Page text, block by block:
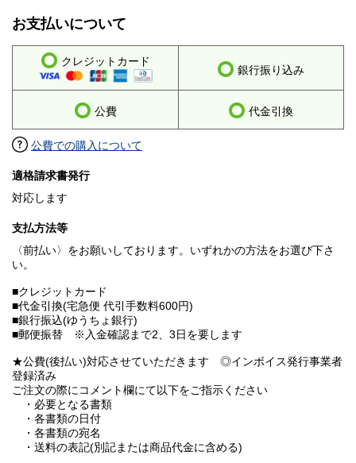
お支払いについて
クレジットカード
銀行振り込み
公費 代金引換
公費での購入について
適格請求書発行
対応します
支払方法等
〈前払い〉をお願いしております。いずれかの方法をお選び下さ
い。
■クレジットカード
■代金引換(宅急便 代引手数料600円)
■銀行振込(ゆうちょ銀行)
■郵便振替 ※入金確認まで2、3日を要します
★公費(後払い)対応させていただきます ◎インボイス発行事業者
登録済み
ご注文の際にコメント欄にて以下をご指示ください
・必要となる書類
・各書類の日付
・各書類の宛名
・送料の表記(別記または商品代金に含める)